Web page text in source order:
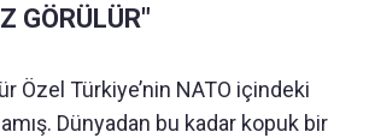
GÖRÜLÜR"
Özel Türkiye’nin NATO içindeki
Dünyadan bu kadar kopuk bir